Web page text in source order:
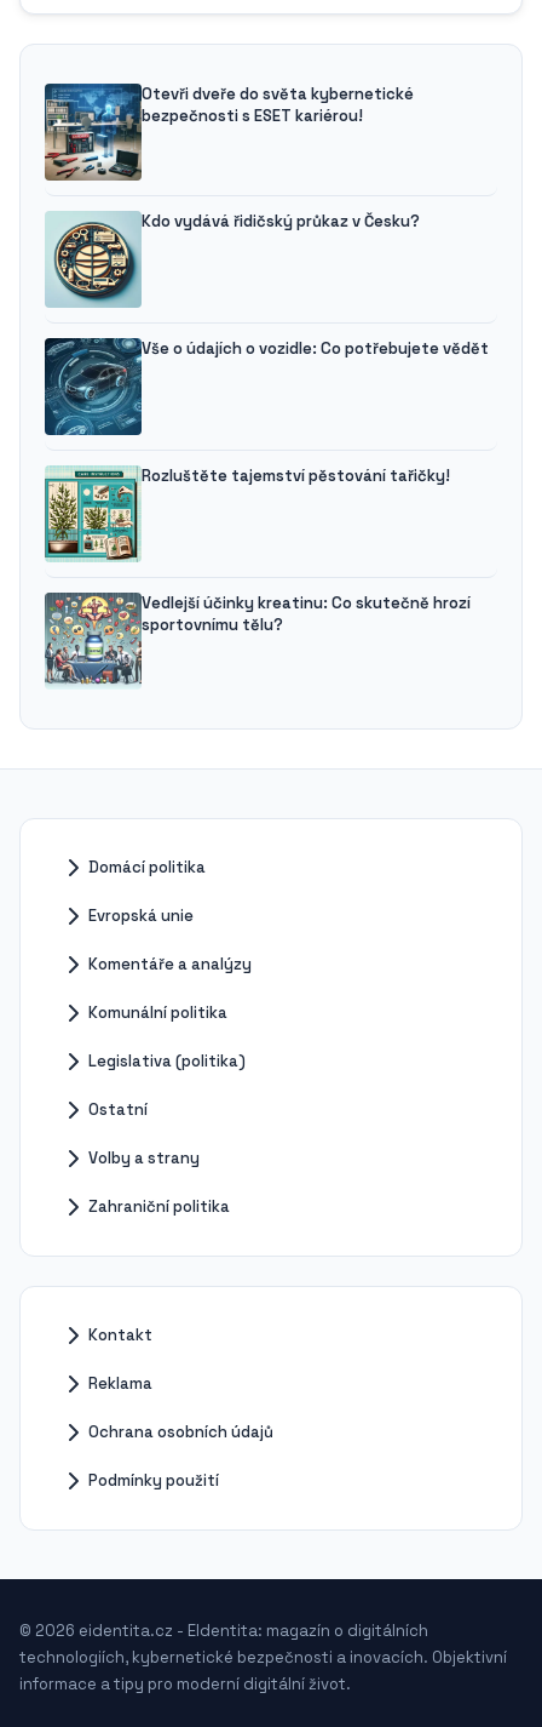
Otevři dveře do světa kybernetické
bezpečnosti s ESET kariérou!
Kdo vydává řidičský průkaz v Česku?
Vše o údajích o vozidle: Co potřebujete vědět
Rozluštěte tajemství pěstování tařičky!
Vedlejší účinky kreatinu: Co skutečně hrozí
sportovnímu tělu?
Domácí politika
Evropská unie
Komentáře a analýzy
Komunální politika
Legislativa (politika)
Ostatní
Volby a strany
Zahraniční politika
Kontakt
Reklama
Ochrana osobních údajů
Podmínky použití
© 2026 eidentita.cz - EIdentita: magazín o digitálních
technologiích, kybernetické bezpečnosti a inovacích. Objektivní
informace a tipy pro moderní digitální život.